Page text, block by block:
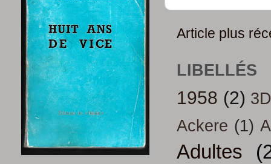
Article plus
LIBELLÉS
1958 (2)
Ackere (1)
Adultes